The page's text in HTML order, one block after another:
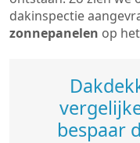
dakinspectie
zonnepanelen op
bespaar